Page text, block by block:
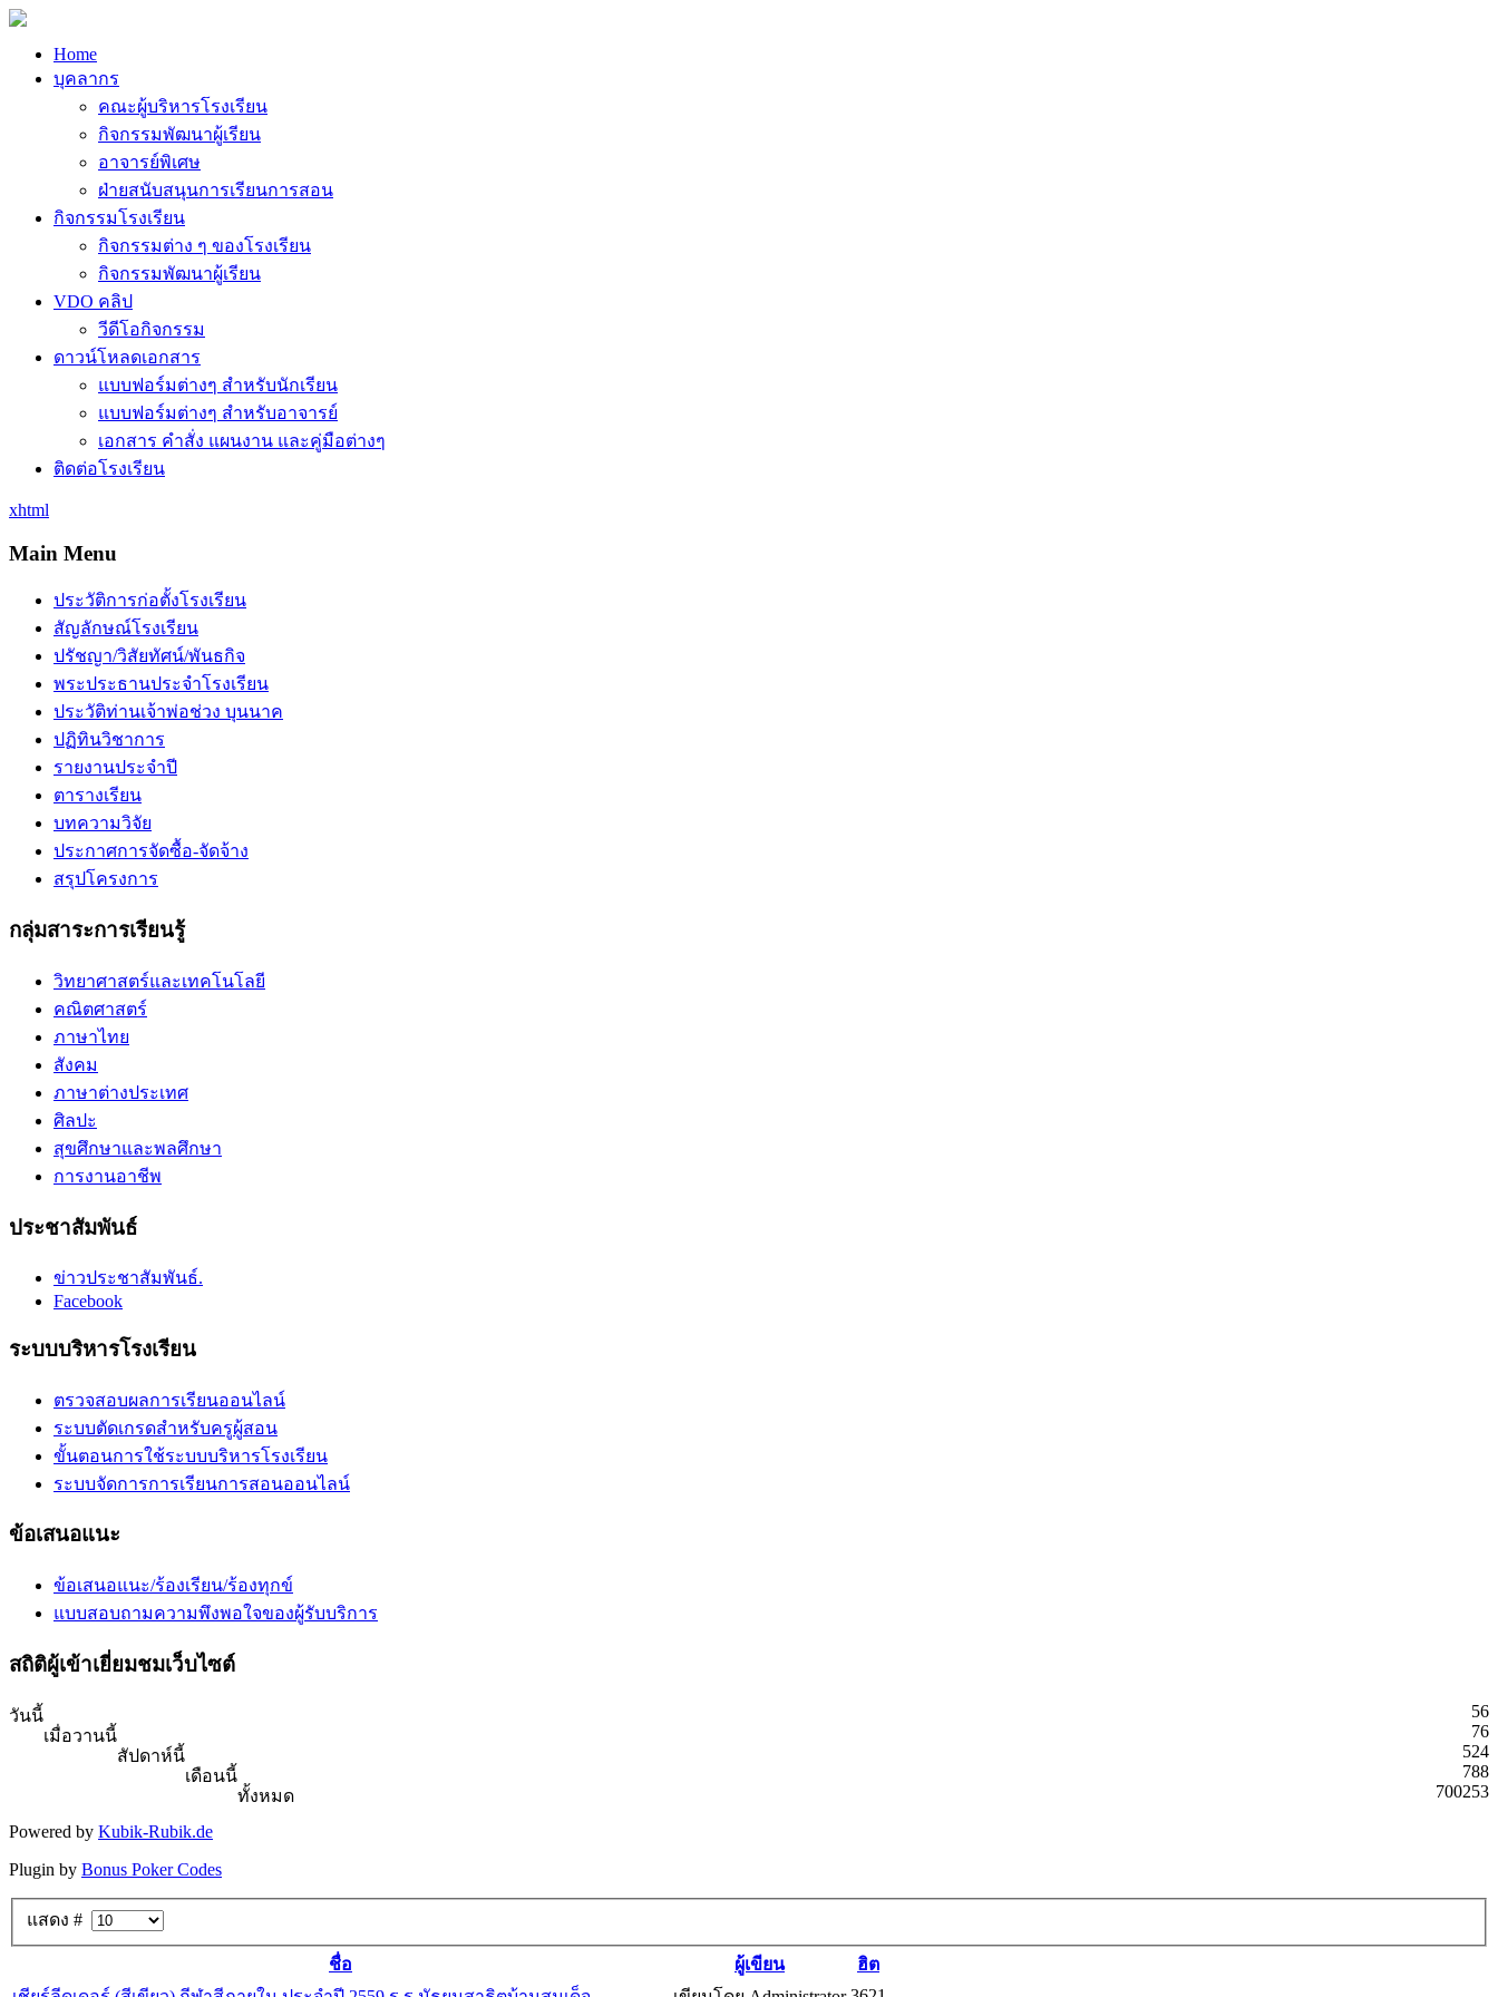
Home
บุคลากร
คณะผู้บริหารโรงเรียน
กิจกรรมพัฒนาผู้เรียน
อาจารย์พิเศษ
ฝ่ายสนับสนุนการเรียนการสอน
กิจกรรมโรงเรียน
กิจกรรมต่าง ๆ ของโรงเรียน
กิจกรรมพัฒนาผู้เรียน
VDO คลิป
วีดีโอกิจกรรม
ดาวน์โหลดเอกสาร
แบบฟอร์มต่างๆ สำหรับนักเรียน
แบบฟอร์มต่างๆ สำหรับอาจารย์
เอกสาร คำสั่ง แผนงาน และคู่มือต่างๆ
ติดต่อโรงเรียน
xhtml
Main Menu
ประวัติการก่อตั้งโรงเรียน
สัญลักษณ์โรงเรียน
ปรัชญา/วิสัยทัศน์/พันธกิจ
พระประธานประจำโรงเรียน
ประวัติท่านเจ้าพ่อช่วง บุนนาค
ปฏิทินวิชาการ
รายงานประจำปี
ตารางเรียน
บทความวิจัย
ประกาศการจัดซื้อ-จัดจ้าง
สรุปโครงการ
กลุ่มสาระการเรียนรู้
วิทยาศาสตร์และเทคโนโลยี
คณิตศาสตร์
ภาษาไทย
สังคม
ภาษาต่างประเทศ
ศิลปะ
สุขศึกษาและพลศึกษา
การงานอาชีพ
ประชาสัมพันธ์
ข่าวประชาสัมพันธ์.
Facebook
ระบบบริหารโรงเรียน
ตรวจสอบผลการเรียนออนไลน์
ระบบตัดเกรดสำหรับครูผู้สอน
ขั้นตอนการใช้ระบบบริหารโรงเรียน
ระบบจัดการการเรียนการสอนออนไลน์
ข้อเสนอแนะ
ข้อเสนอแนะ/ร้องเรียน/ร้องทุกข์
แบบสอบถามความพึงพอใจของผู้รับบริการ
สถิติผู้เข้าเยี่ยมชมเว็บไซต์
วันนี้
56
เมื่อวานนี้
76
สัปดาห์นี้
524
เดือนนี้
788
ทั้งหมด
700253
Powered by Kubik-Rubik.de
Plugin by Bonus Poker Codes
แสดง #
ชื่อ ผู้เขียน
ฮิต